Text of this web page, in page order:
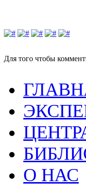
Для того чтобы
О НАС